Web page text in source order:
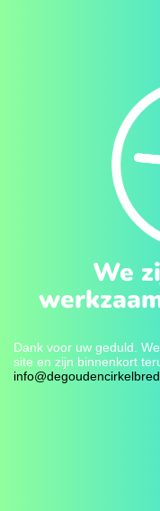
We
Dank voor uw geduld.
site en zijn binnenkort